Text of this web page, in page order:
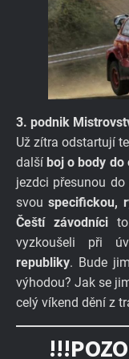
3. podnik
Už zítra odstartují
další boj o body
jezdci přesunou do
svouspecifickou,
Čeští závodnícito
vyzkoušeli při
republiky. Bude
výhodou? Jak se
celý víkend dění z